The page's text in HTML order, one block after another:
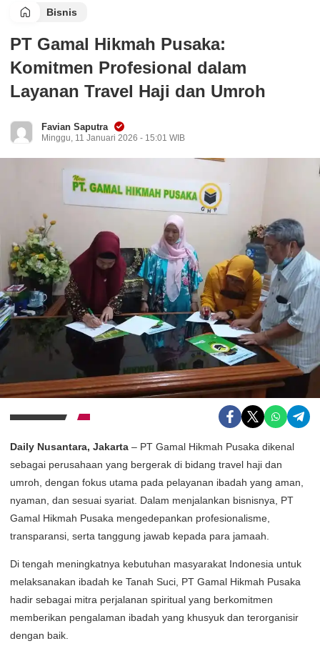
Bisnis
PT Gamal Hikmah Pusaka:
Komitmen Profesional dalam
Layanan Travel Haji dan Umroh
Favian Saputra
Minggu, 11 Januari 2026 - 15:01 WIB
Daily Nusantara, Jakarta – PT Gamal Hikmah Pusaka dikenal
sebagai perusahaan yang bergerak di bidang travel haji dan
umroh, dengan fokus utama pada pelayanan ibadah yang aman,
nyaman, dan sesuai syariat. Dalam menjalankan bisnisnya, PT
Gamal Hikmah Pusaka mengedepankan profesionalisme,
transparansi, serta tanggung jawab kepada para jamaah.
Di tengah meningkatnya kebutuhan masyarakat Indonesia untuk
melaksanakan ibadah ke Tanah Suci, PT Gamal Hikmah Pusaka
hadir sebagai mitra perjalanan spiritual yang berkomitmen
memberikan pengalaman ibadah yang khusyuk dan terorganisir
dengan baik.